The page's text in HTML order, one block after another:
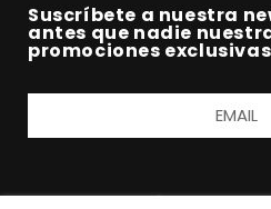
Suscríbete a nuestra
antes que nadie
promociones exclusivas